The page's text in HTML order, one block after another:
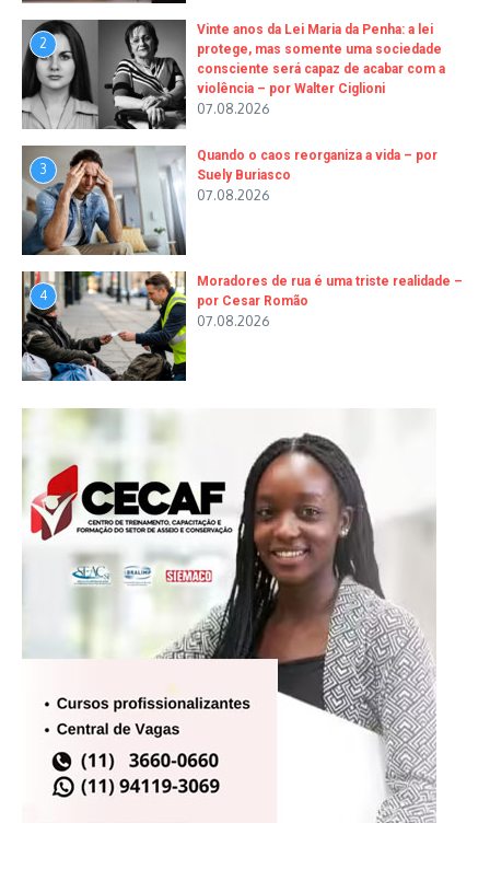
2
Vinte anos da Lei Maria da Penha: a lei
protege, mas somente uma sociedade
consciente será capaz de acabar com a
violência – por Walter Ciglioni
07.08.2026
3
Quando o caos reorganiza a vida – por
Suely Buriasco
07.08.2026
4
Moradores de rua é uma triste realidade –
por Cesar Romão
07.08.2026